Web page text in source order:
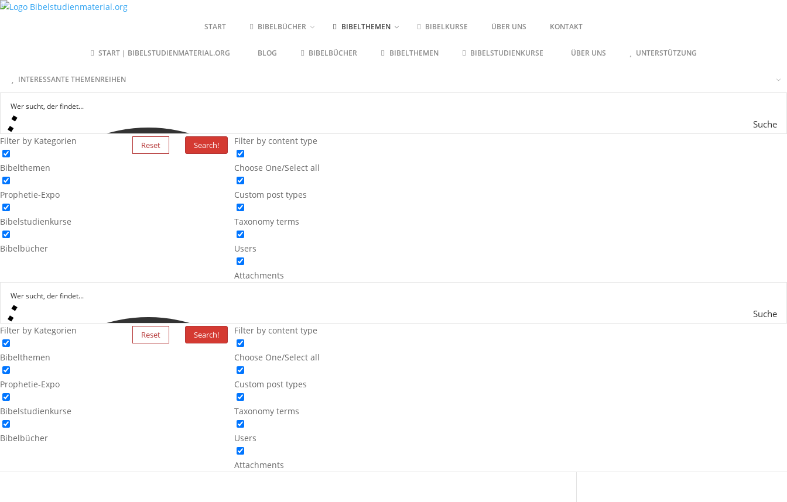
START BIBELBÜCHER BIBELTHEMEN BIBELKURSE ÜBER UNS KONTAKT
START | BIBELSTUDIENMATERIAL.ORG BLOG BIBELBÜCHER BIBELTHEMEN BIBELSTUDIENKURSE ÜBER UNS UNTERSTÜTZUNG
INTERESSANTE THEMENREIHEN
Suche
Filter by Kategorien
Bibelthemen
Prophetie-Expo
Bibelstudienkurse
Bibelbücher
Reset Search! Filter by content type
Choose One/Select all
Custom post types
Taxonomy terms
Users
Attachments
Suche
Filter by Kategorien
Bibelthemen
Prophetie-Expo
Bibelstudienkurse
Bibelbücher
Reset Search! Filter by content type
Choose One/Select all
Custom post types
Taxonomy terms
Users
Attachments